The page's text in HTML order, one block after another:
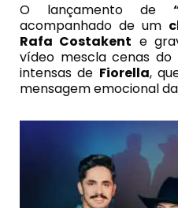
O lançamento de
acompanhado de um
Rafa Costakent e
vídeo mescla cenas
intensas de Fiorella,
mensagem emocional